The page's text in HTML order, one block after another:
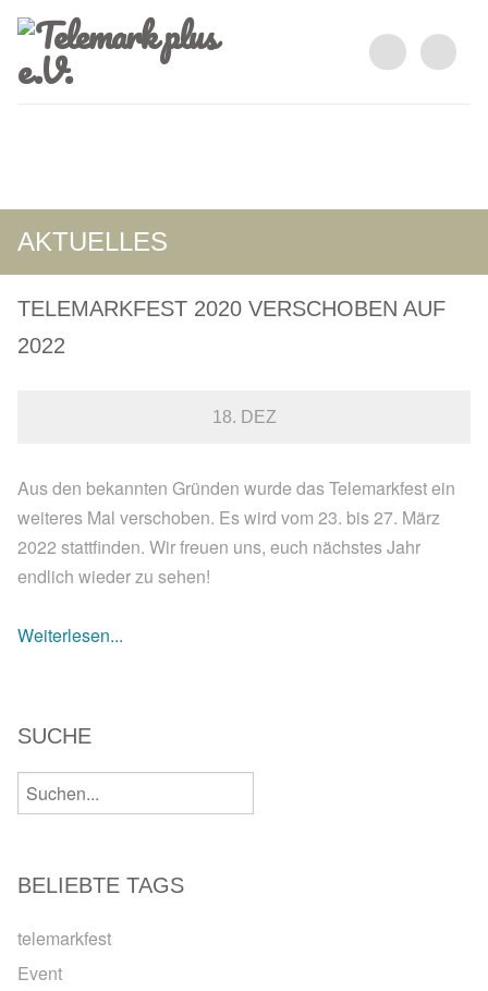
AKTUELLES
TELEMARKFEST 2020 VERSCHOBEN AUF
2022
18. DEZ
Aus den bekannten Gründen wurde das Telemarkfest ein
weiteres Mal verschoben. Es wird vom 23. bis 27. März
2022 stattfinden. Wir freuen uns, euch nächstes Jahr
endlich wieder zu sehen!
Weiterlesen...
SUCHE
BELIEBTE TAGS
telemarkfest
Event